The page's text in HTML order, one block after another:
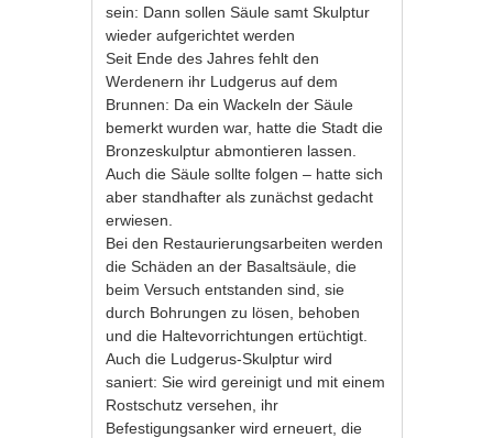
sein: Dann sollen Säule samt Skulptur
wieder aufgerichtet werden
Seit Ende des Jahres fehlt den
Werdenern ihr Ludgerus auf dem
Brunnen: Da ein Wackeln der Säule
bemerkt wurden war, hatte die Stadt die
Bronzeskulptur abmontieren lassen.
Auch die Säule sollte folgen – hatte sich
aber standhafter als zunächst gedacht
erwiesen.
Bei den Restaurierungsarbeiten werden
die Schäden an der Basaltsäule, die
beim Versuch entstanden sind, sie
durch Bohrungen zu lösen, behoben
und die Haltevorrichtungen ertüchtigt.
Auch die Ludgerus-Skulptur wird
saniert: Sie wird gereinigt und mit einem
Rostschutz versehen, ihr
Befestigungsanker wird erneuert, die